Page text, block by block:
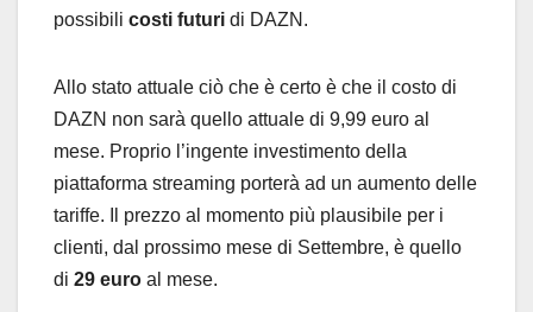
possibili costi futuri di DAZN.
Allo stato attuale ciò che è certo è che il costo di
DAZN non sarà quello attuale di 9,99 euro al
mese. Proprio l’ingente investimento della
piattaforma streaming porterà ad un aumento delle
tariffe. Il prezzo al momento più plausibile per i
clienti, dal prossimo mese di Settembre, è quello
di 29 euro al mese.